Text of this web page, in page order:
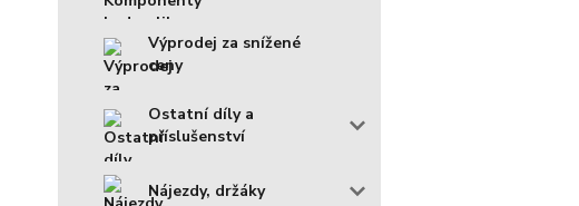
Výprodej za snížené
ceny
Ostatní díly a
příslušenství
Nájezdy, držáky